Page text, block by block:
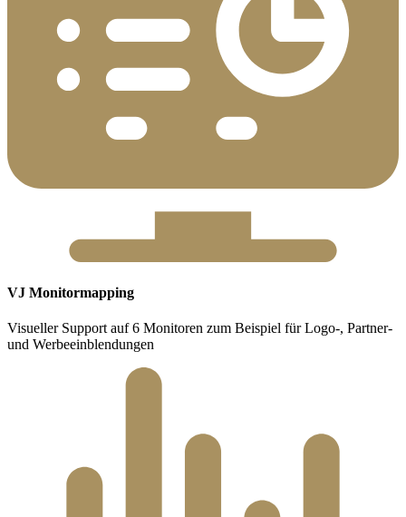
VJ Monitormapping
Visueller Support auf 6 Monitoren zum Beispiel für Logo-, Partner-
und Werbeeinblendungen